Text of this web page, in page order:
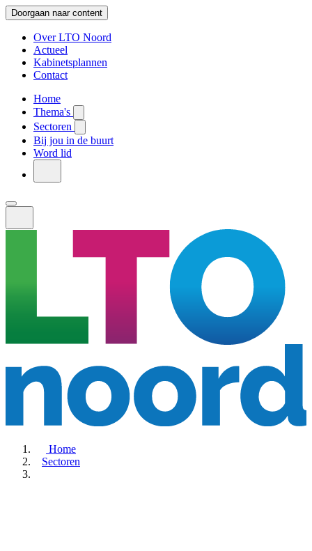
Doorgaan naar content
Over LTO Noord
Actueel
Kabinetsplannen
Contact
Home
Thema's
Sectoren
Bij jou in de buurt
Word lid
Home
Sectoren